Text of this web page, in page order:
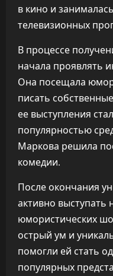
в кино и
телевизионных
В процессе
начала проявлять
Она посещала
писать
ее выступления
популярностью
Маркова решила
комедии.
После окончания
активно выступать
юмористических
острый ум и
помогли ей стать
популярных